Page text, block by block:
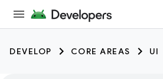
DEVELOP CORE AREAS UI